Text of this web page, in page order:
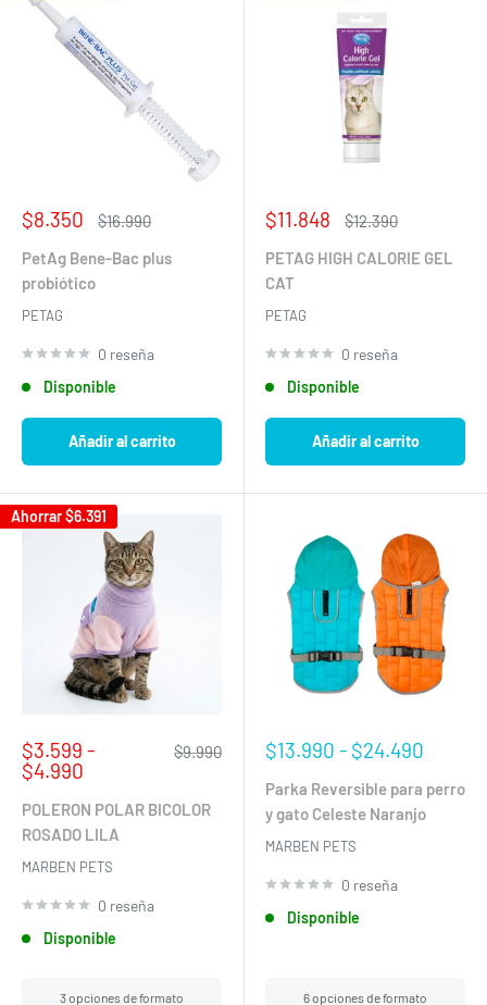
Precio
venta
$8.350
Precio
$16.990
PetAg Bene-Bac plus
probiótico
PETAG
0 reseña
Disponible
Añadir al carrito
Precio
venta
$11.848
Precio
$12.390
PETAG HIGH CALORIE GEL
CAT
PETAG
0 reseña
Disponible
Añadir al carrito
Ahorrar$6.391
Precio
de
$3.599 -
$4.990
Precio
$9.990
POLERON POLAR BICOLOR
ROSADO LILA
MARBEN PETS
0 reseña
Disponible
3 opciones de formato
Precio
venta
$13.990 - $24.490
Parka Reversible para perro
y gato Celeste Naranjo
MARBEN PETS
0 reseña
Disponible
6 opciones de formato